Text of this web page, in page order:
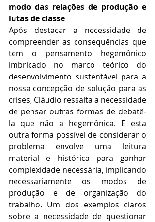
modo das relações de produção e
lutas de classe
Após destacar a necessidade de
compreender as consequências que
tem o pensamento hegemônico
imbricado no marco teórico do
desenvolvimento sustentável para a
nossa concepção de solução para as
crises, Cláudio ressalta a necessidade
de pensar outras formas de debatê-
la que não a hegemônica. E esta
outra forma possível de considerar o
problema envolve uma leitura
material e histórica para ganhar
complexidade necessária, implicando
necessariamente os modos de
produção e de organização do
trabalho. Um dos exemplos claros
sobre a necessidade de questionar